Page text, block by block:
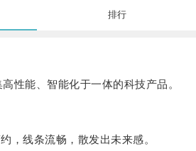
排行
能、智能化于一体的科技产品。
线条流畅，散发出未来感。